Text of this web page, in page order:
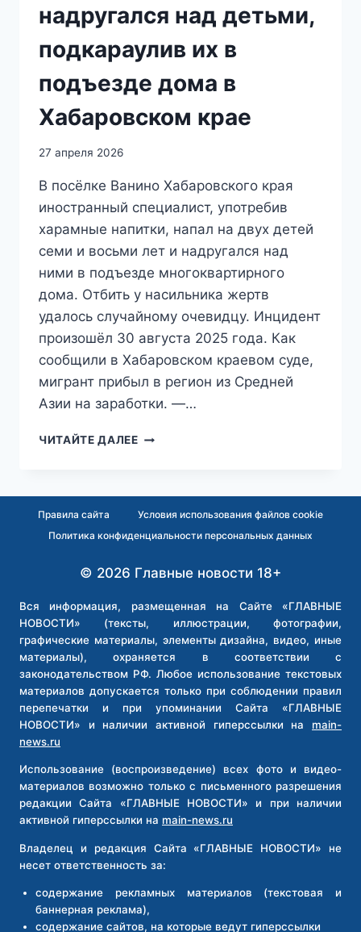
надругался над детьми,
подкараулив их в
подъезде дома в
Хабаровском крае
27 апреля 2026
В посёлке Ванино Хабаровского края
иностранный специалист, употребив
харамные напитки, напал на двух детей
семи и восьми лет и надругался над
ними в подъезде многоквартирного
дома. Отбить у насильника жертв
удалось случайному очевидцу. Инцидент
произошёл 30 августа 2025 года. Как
сообщили в Хабаровском краевом суде,
мигрант прибыл в регион из Средней
Азии на заработки. —…
ЧИТАЙТЕ ДАЛЕЕ«НИЧЕГО
НАДРУГАЛСЯ
НАД
ПОДКАРАУЛИВ
В
ПОДЪЕЗДЕ
ДОМА
В
ХАБАРОВСКОМ
КРАЕ
Правила сайта
Условия использования файлов cookie
Политика конфиденциальности персональных данных
© 2026 Главные новости 18+
Вся информация, размещенная на Сайте «ГЛАВНЫЕ
НОВОСТИ» (тексты, иллюстрации, фотографии,
графические материалы, элементы дизайна, видео, иные
материалы), охраняется в соответствии с
законодательством РФ. Любое использование текстовых
материалов допускается только при соблюдении правил
перепечатки и при упоминании Сайта «ГЛАВНЫЕ
НОВОСТИ» и наличии активной гиперссылки на main-
news.ru
Использование (воспроизведение) всех фото и видео-
материалов возможно только с письменного разрешения
редакции Сайта «ГЛАВНЫЕ НОВОСТИ» и при наличии
активной гиперссылки на main-news.ru
Владелец и редакция Сайта «ГЛАВНЫЕ НОВОСТИ» не
несет ответственность за:
содержание рекламных материалов (текстовая и
баннерная реклама),
содержание сайтов, на которые ведут гиперссылки